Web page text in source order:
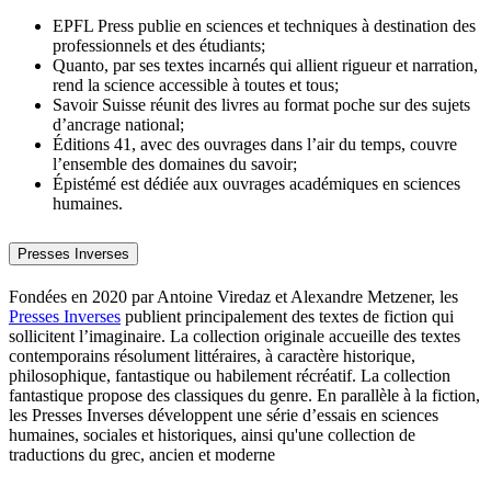
EPFL Press publie en sciences et techniques à destination des
professionnels et des étudiants;
Quanto, par ses textes incarnés qui allient rigueur et narration,
rend la science accessible à toutes et tous;
Savoir Suisse réunit des livres au format poche sur des sujets
d’ancrage national;
Éditions 41, avec des ouvrages dans l’air du temps, couvre
l’ensemble des domaines du savoir;
Épistémé est dédiée aux ouvrages académiques en sciences
humaines.
Presses Inverses
Fondées en 2020 par Antoine Viredaz et Alexandre Metzener, les
Presses Inverses publient principalement des textes de fiction qui
sollicitent l’imaginaire. La collection originale accueille des textes
contemporains résolument littéraires, à caractère historique,
philosophique, fantastique ou habilement récréatif. La collection
fantastique propose des classiques du genre. En parallèle à la fiction,
les Presses Inverses développent une série d’essais en sciences
humaines, sociales et historiques, ainsi qu'une collection de
traductions du grec, ancien et moderne